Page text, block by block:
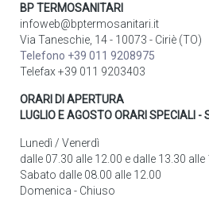
BP TERMOSANITARI
infoweb@bptermosanitari.it
Via Taneschie, 14 - 10073 - Ciriè (TO)
Telefono +39 011 9208975
Telefax +39 011 9203403
ORARI DI APERTURA
LUGLIO E AGOSTO ORARI SPECIALI -
Lunedì / Venerdì
dalle 07.30 alle 12.00 e dalle 13.30 alle
Sabato dalle 08.00 alle 12.00
Domenica - Chiuso